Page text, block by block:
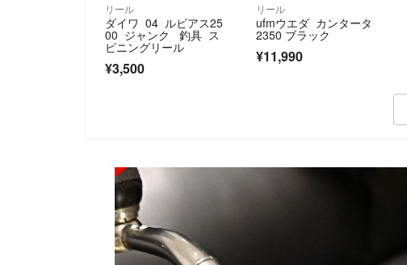
リール
ダイワ 04 ルビアス25
00 ジャンク 釣具 ス
ピニングリール
¥3,500
リール
ufmウエダ カンタータ
2350 ブラック
¥11,990